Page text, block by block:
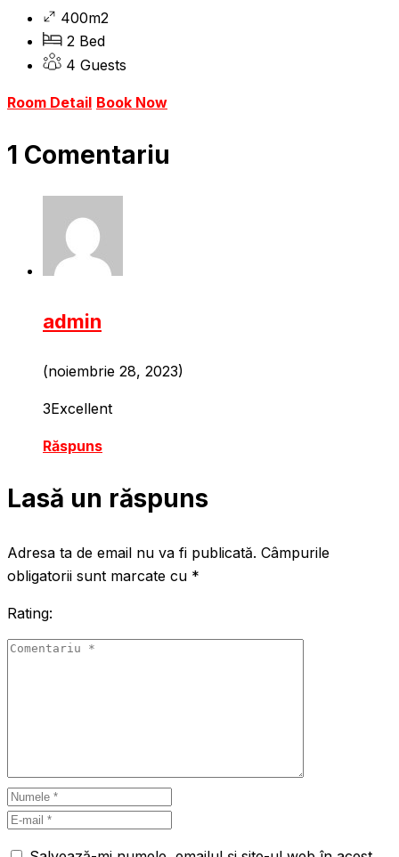
400m2
2 Bed
4 Guests
Room Detail Book Now
1 Comentariu
admin
(noiembrie 28, 2023)
3Excellent
Răspuns
Lasă un răspuns
Adresa ta de email nu va fi publicată. Câmpurile
obligatorii sunt marcate cu *
Rating: